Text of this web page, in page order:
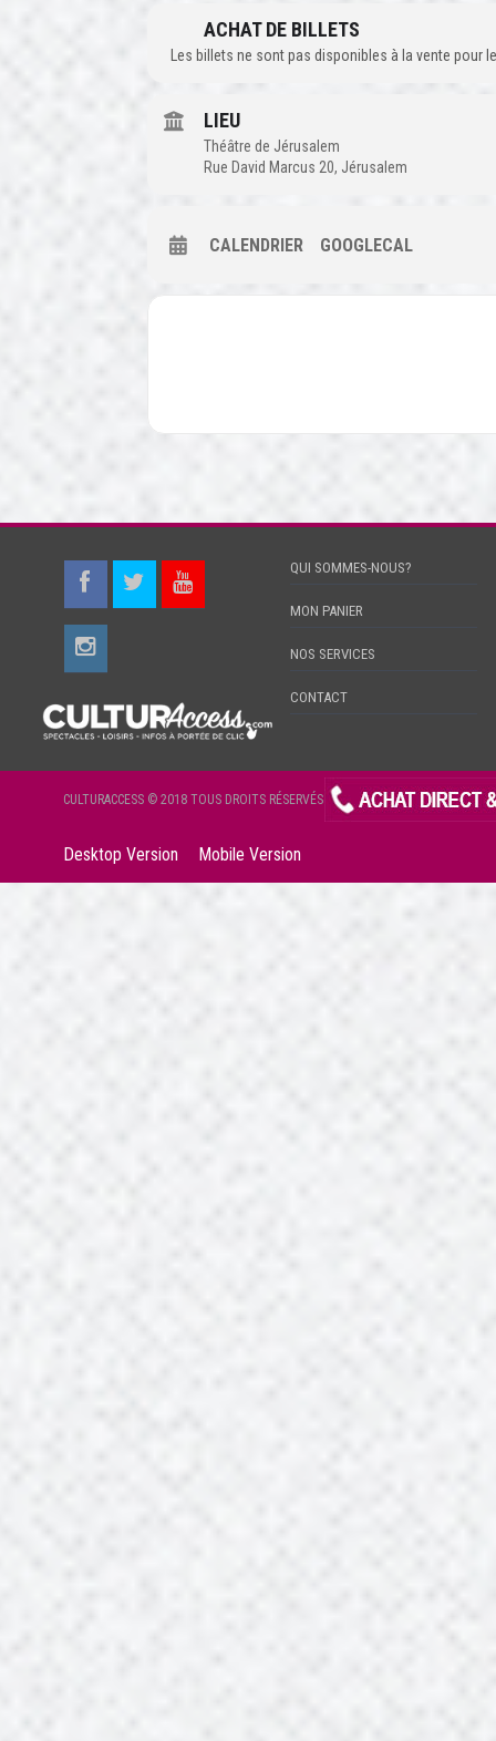
ACHAT DE BILLETS
Les billets ne sont pas disponibles à la vente pour
LIEU
Théâtre de Jérusalem
Rue David Marcus 20, Jérusalem
CALENDRIER GOOGLECAL
QUI SOMMES-NOUS?
MON PANIER
NOS SERVICES
CONTACT
CULTURACCESS © 2018 TOUS DROITS RÉSERVÉS
Desktop Version Mobile Version